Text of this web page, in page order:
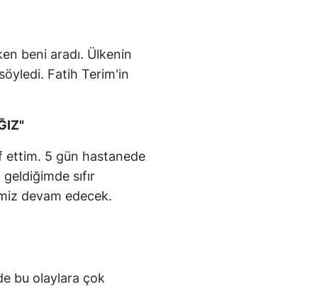
beni aradı. Ülkenin
Fatih Terim'in
ettim. 5 gün hastanede
sıfır
devam edecek.
bu olaylara çok